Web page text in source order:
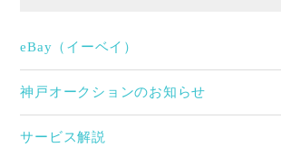
eBay（イーベイ）
神戸オークションのお知らせ
サービス解説